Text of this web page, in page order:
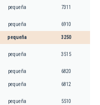
pequeña 7311
pequeña 6910
pequeña 3250
pequeña 3515
pequeña 6820
pequeña 6812
pequeña 5510